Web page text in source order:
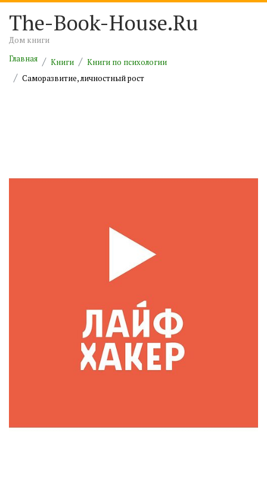
The-Book-House.Ru
Дом книги
Главная
Книги
Книги по психологии
Саморазвитие, личностный рост